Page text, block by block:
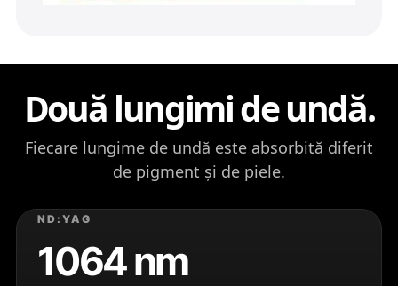
Două lungimi de undă.
Fiecare lungime de undă este absorbită diferit
de pigment și de piele.
ND:YAG
1064 nm